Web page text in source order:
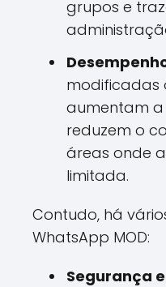
grupos e
modificadas
aumentam
reduzem o
áreas onde
limitada.
Contudo, há
WhatsApp MOD:
Segurança